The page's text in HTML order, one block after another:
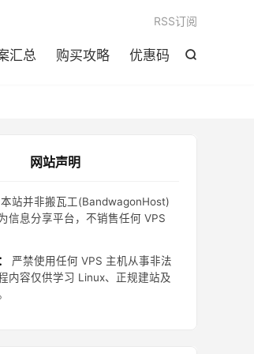

汇总 购买攻略 优惠码
RSS订阅
网站声明
本站并非搬瓦工(BandwagonHost)
信息分享平台，不销售任何 VPS
严禁使用任何 VPS 主机从事非法
内容仅供学习 Linux、正规建站及